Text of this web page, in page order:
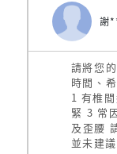
謝
請將您
時間、
1 有椎
緊 3 常
及歪腰
並未建